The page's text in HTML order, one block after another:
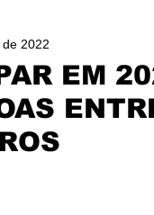
EM
2022